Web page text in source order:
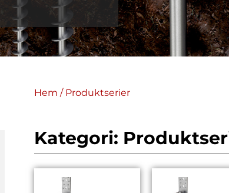
Hem / Produktserier
Kategori: